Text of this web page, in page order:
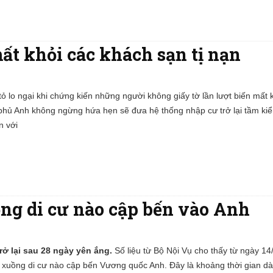
khỏi các khách sạn tị nạn
lo ngại khi chứng kiến những người không giấy tờ lần lượt biến mất
Anh không ngừng hứa hẹn sẽ đưa hệ thống nhập cư trở lại tầm
với
di cư nào cập bến vào Anh
lại sau 28 ngày yên ắng. Số liệu từ Bộ Nội Vụ cho thấy từ ngày
di cư nào cập bến Vương quốc Anh. Đây là khoảng thời gian